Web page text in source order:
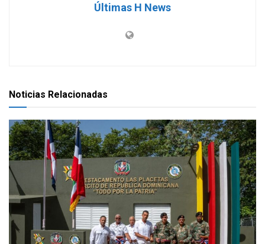
Últimas H News
Noticias Relacionadas